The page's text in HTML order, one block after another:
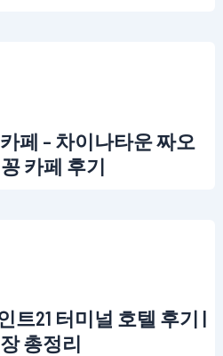
페 – 차이나타운 짜오
카페 후기
트21 터미널 호텔 후기 |
총정리